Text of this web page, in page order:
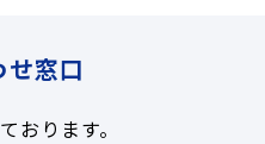
窓口
おります。